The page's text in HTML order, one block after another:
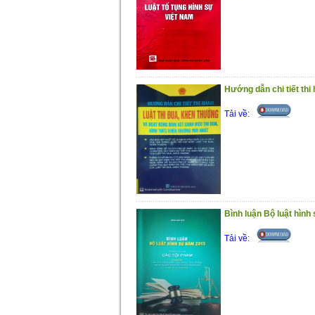
cơ sở đào tạo chuyên ngành luật học,
góp phần xử lý công minh, kịp thời mọi
vệ công lý, bảo vệ quyền con người,
nước, quyền và lợi ích hợp pháp của
lợi cho bị can, bị cáo.
Mặc dù đã rất cố gắng trong
mong nhận được những ý kiến đóng
Trân trọng giới thiệu cùng bạn
Hướng dẫn chi tiết thi
Tải về:
Bình luận Bộ luật
Tải về: